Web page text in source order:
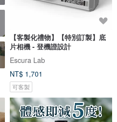
【客製化禮物】【特別訂製】底
片相機 - 登機證設計
Escura Lab
NT$ 1,701
可客製